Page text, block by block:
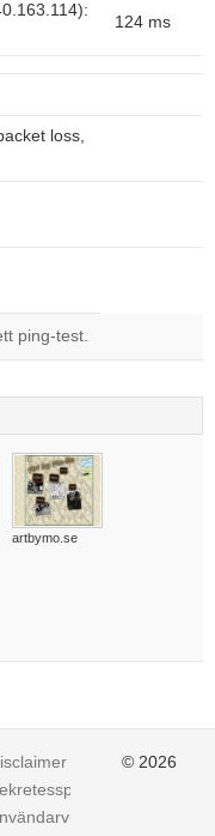
124 ms
loss,
ping-test.
artbymo.se
© 2026